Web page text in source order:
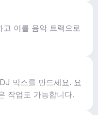
고 이를 음악 트랙으로
믹스를 만드세요. 요
작업도 가능합니다.